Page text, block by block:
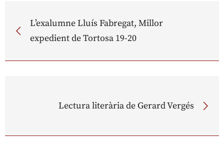
L’exalumne Lluís Fabregat, Millor
expedient de Tortosa 19-20
Lectura literària de Gerard Vergés